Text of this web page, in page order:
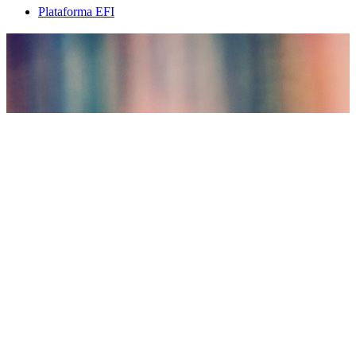
Plataforma EFI